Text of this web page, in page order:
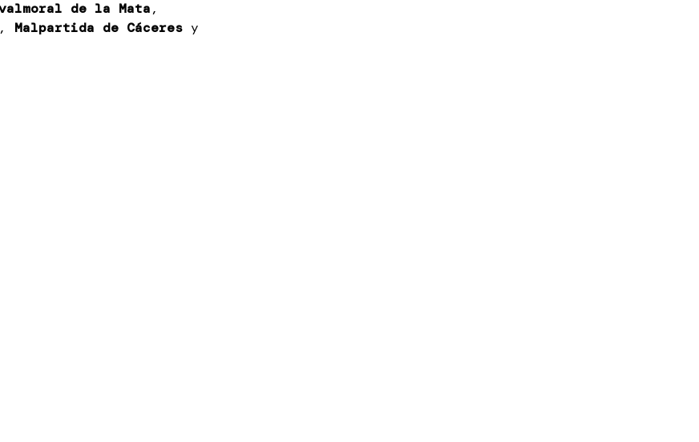
de la Mata,
, Malpartida de Cáceres y